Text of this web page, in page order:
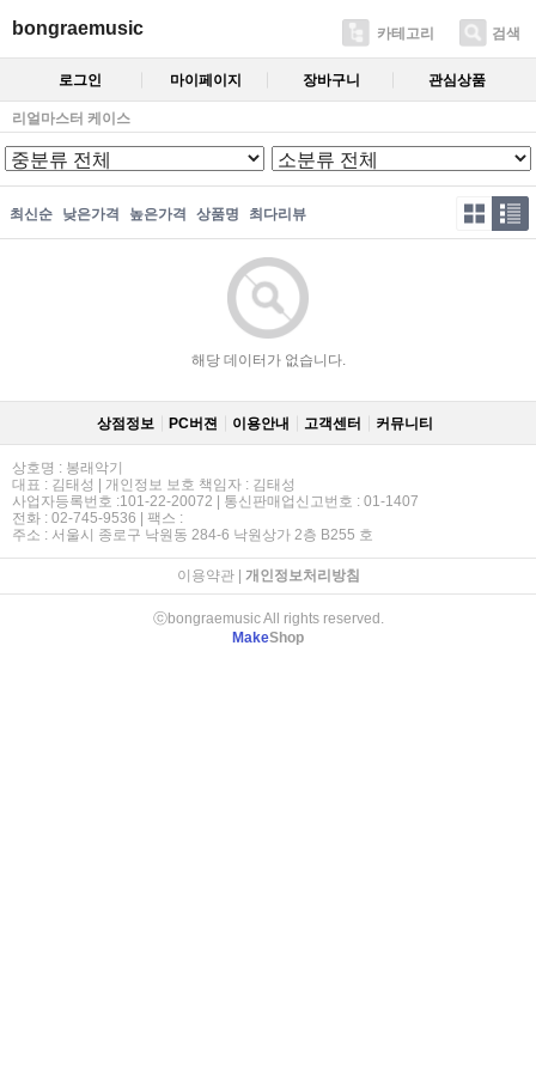
bongraemusic 카테고리 검색
로그인 마이페이지 장바구니 관심상품
리얼마스터 케이스
최신순 낮은가격 높은가격 상품명 최다리뷰
해당 데이터가 없습니다.
상점정보 PC버젼 이용안내 고객센터 커뮤니티
상호명 : 봉래악기
대표 : 김태성 | 개인정보 보호 책임자 : 김태성
사업자등록번호 :101-22-20072 | 통신판매업신고번호 : 01-1407
전화 : 02-745-9536 | 팩스 :
주소 : 서울시 종로구 낙원동 284-6 낙원상가 2층 B255 호
이용약관| 개인정보처리방침
ⓒbongraemusic All rights reserved.
MakeShop